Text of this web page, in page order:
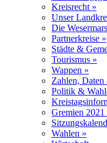
Kreisrecht »
Unser
Die
Partnerkreise »
Städte &
Tourismus »
Wappen »
Zahlen,
Politik &
Gremien 2021
Wahlen »